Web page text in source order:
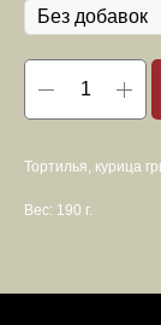
Тортилья, курица
Вес: 190 г.